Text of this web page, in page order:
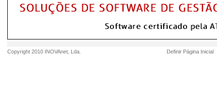
Copyright 2010 INOVAnet , Lda. Definir Página Inicial